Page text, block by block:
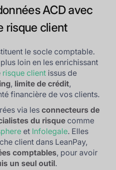
ACD avec
risque client
le socle comptable.
loin en les enrichissant
risque client issus de
, limite de crédit,
financière de vos clients.
via lesconnecteurs de
du risque comme
et Infolegale. Elles
client dans LeanPay,
comptables, pour avoir
un seul outil.